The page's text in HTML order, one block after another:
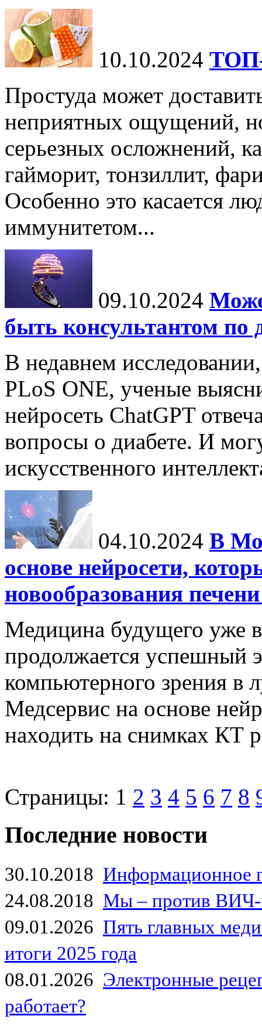
10.10.2024 ТОП-
Простуда может
неприятных ощущений,
серьезных осложнений,
гайморит, тонзиллит,
Особенно это касается
иммунитетом...
09.10.2024
быть консультантом по
В недавнем
PLoS ONE, ученые
нейросеть ChatGPT
вопросы о диабете. И
искусственного
04.10.2024 В
основе нейросети,
новообразования
Медицина будущего уже
продолжается успешный
компьютерного зрения в
Медсервис на основе
находить на снимках КТ
Страницы: 1 2 3 4 5 6 7 8
Последние новости
30.10.2018 Информационное
24.08.2018 Мы – против
09.01.2026 Пять главных
итоги 2025 года
08.01.2026 Электронные
работает?